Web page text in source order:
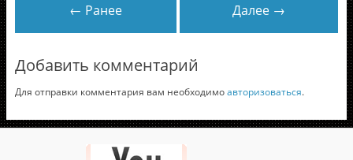
← Ранее Далее →
Добавить комментарий
Для отправки комментария вам необходимоавторизоваться.